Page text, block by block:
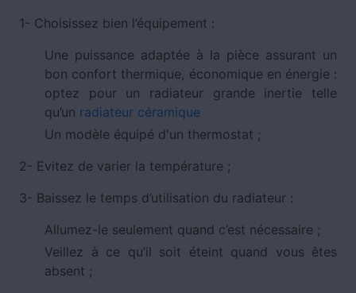
1- Choisissez bien l’équipement :
Une puissance adaptée à la pièce assurant un
bon confort thermique, économique en énergie :
optez pour un radiateur grande inertie telle
qu’un radiateur céramique
Un modèle équipé d'un thermostat ;
2- Evitez de varier la température ;
3- Baissez le temps d’utilisation du radiateur :
Allumez-le seulement quand c’est nécessaire ;
Veillez à ce qu’il soit éteint quand vous êtes
absent ;